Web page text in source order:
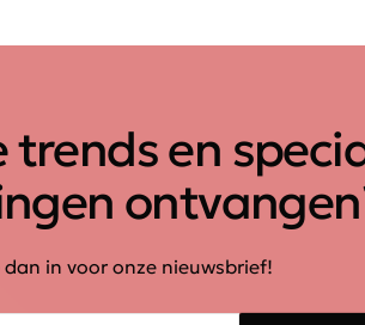
en
dan in voor onze nieuwsbrief!